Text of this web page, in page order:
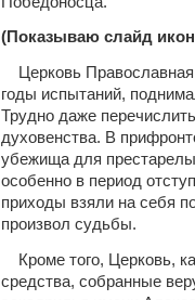
(Показываю слайд
Церковь
годы испытаний,
Трудно даже
духовенства. В
убежища для
особенно в период
приходы взяли на себя
произвол судьбы.
Кроме того, Церковь,
средства, собранные